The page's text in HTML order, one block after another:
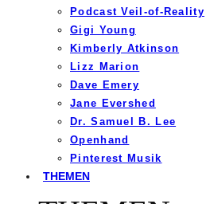
Podcast Veil-of-Reality
Gigi Young
Kimberly Atkinson
Lizz Marion
Dave Emery
Jane Evershed
Dr. Samuel B. Lee
Openhand
Pinterest Musik
THEMEN